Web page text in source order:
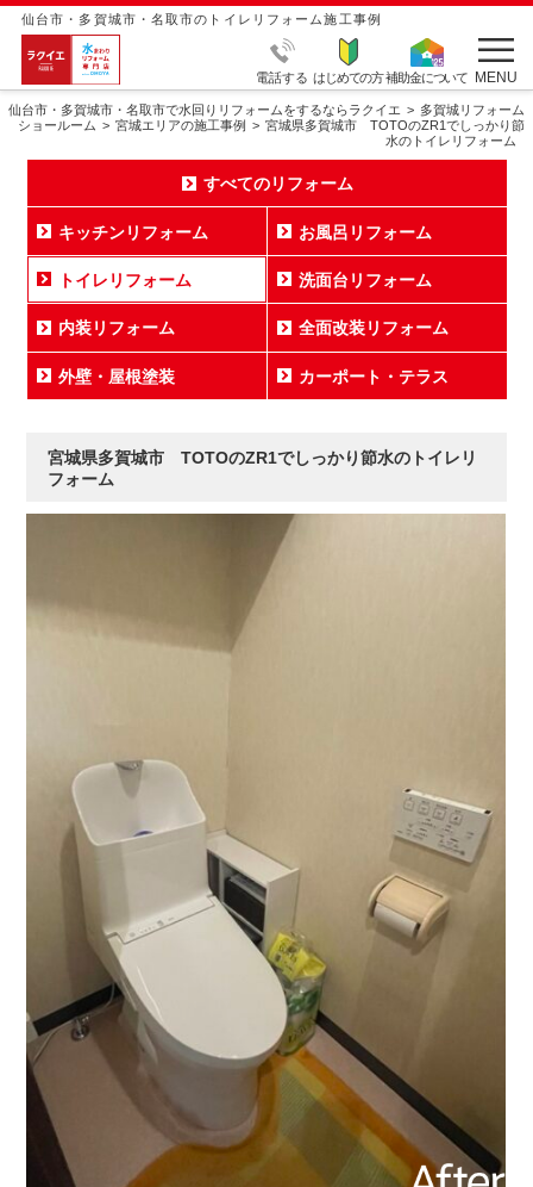
仙台市・多賀城市・名取市のトイレリフォーム施工事例
電話する はじめての方補助金について MENU
仙台市・多賀城市・名取市で水回りリフォームをするならラクイエ
多賀城リフォーム
ショールーム
宮城エリアの施工事例
宮城県多賀城市 TOTOのZR1でしっかり節
水のトイレリフォーム
すべてのリフォーム
キッチンリフォーム お風呂リフォーム
トイレリフォーム 洗面台リフォーム
内装リフォーム 全面改装リフォーム
外壁・屋根塗装 カーポート・テラス
宮城県多賀城市 TOTOのZR1でしっかり節水のトイレリ
フォーム